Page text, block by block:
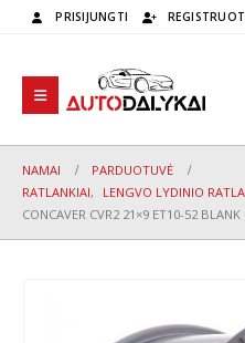
PRISIJUNGTI
NAMAI
PARDUOTUVĖ
RATLANKIAI,
LENGVO LYDINIO
CONCAVER CVR2 21×9 ET10-52